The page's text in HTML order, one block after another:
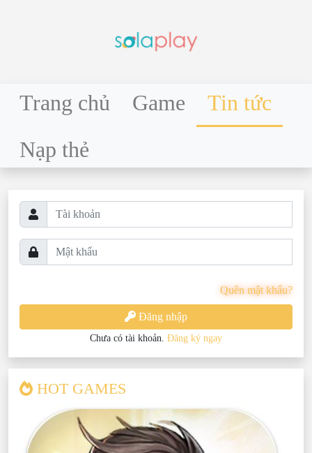
Trang chủ Game
Tin tức
Nạp thẻ
Quên mật khẩu?
Đăng nhập
Chưa có tài khoản. Đăng ký ngay
HOT GAMES